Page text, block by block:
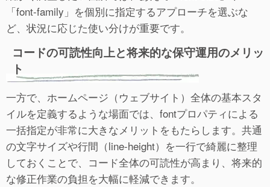
「font-family」を個別に指定するアプローチを選ぶな
ど、状況に応じた使い分けが重要です。
コードの可読性向上と将来的な保守運用のメリッ
ト
一方で、ホームページ（ウェブサイト）全体の基本スタ
イルを定義するような場面では、fontプロパティによる
一括指定が非常に大きなメリットをもたらします。共通
の文字サイズや行間（line-height）を一行で綺麗に整理
しておくことで、コード全体の可読性が高まり、将来的
な修正作業の負担を大幅に軽減できます。